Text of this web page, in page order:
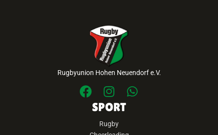
Rugbyunion Hohen Neuendorf e.V.
SPORT
Rugby